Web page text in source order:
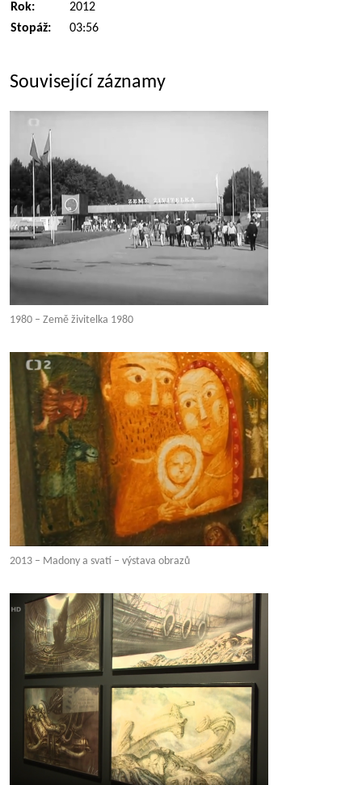
Rok:
2012
Stopáž:
03:56
Související záznamy
1980 – Země živitelka 1980
2013 – Madony a svatí – výstava obrazů